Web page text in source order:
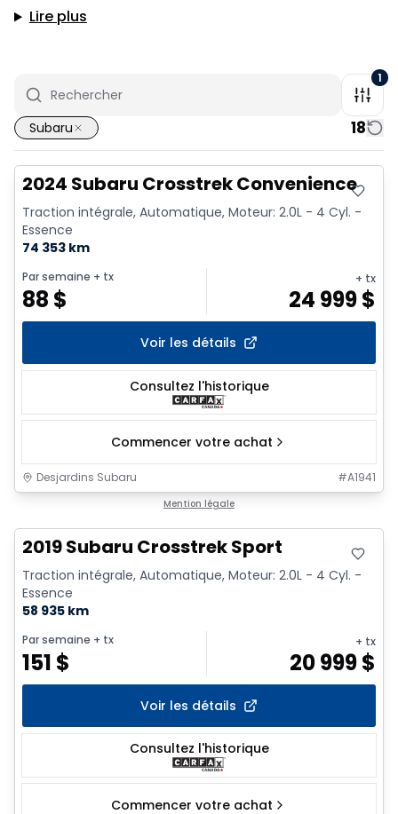
Lire plus
1
Subaru 18
Très bonne offre
2024 Subaru Crosstrek Convenience
Traction intégrale, Automatique, Moteur: 2.0L - 4 Cyl. -
Essence
74 353 km
Par semaine + tx
88 $
+ tx
24 999$
Voir les détails
Consultez l'historique
Commencer votre achat
Desjardins Subaru #A1941
Mention légale
2019 Subaru Crosstrek Sport
Traction intégrale, Automatique, Moteur: 2.0L - 4 Cyl. -
Essence
58 935 km
Par semaine + tx
151 $
+ tx
20 999$
Voir les détails
Consultez l'historique
Commencer votre achat